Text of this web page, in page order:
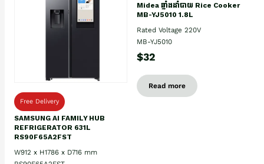
Free Delivery
SAMSUNG AI FAMILY HUB
REFRIGERATOR 631L
RS90F65A2FST
W912 x H1786 x D716 mm
Midea ឆ្នាំងដាំបាយ Rice Cooker
MB-YJ5010 1.8L
Rated Voltage 220V
MB-YJ5010
$32
Read more